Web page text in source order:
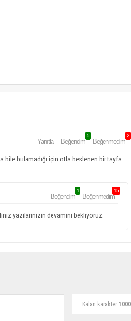
Yanıtla Beğendim
5
Beğenmedim
2
bile bulamadığı için otla beslenen bir tayfa
Beğendim
1
Beğenmedim
15
yazilarinizin devamini bekliyoruz.
Kalan karakter 1000